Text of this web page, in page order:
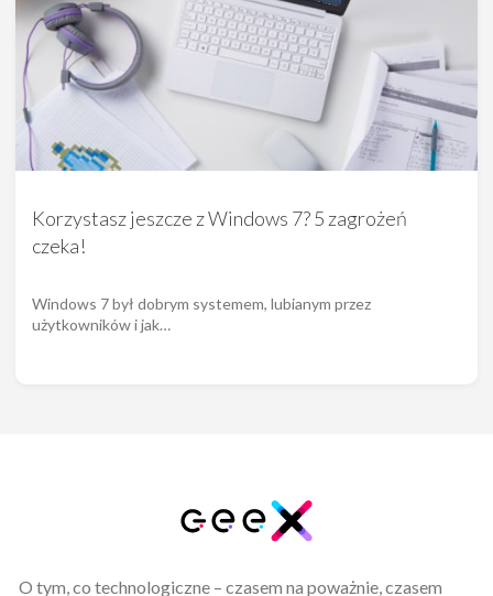
Korzystasz jeszcze z Windows 7? 5 zagrożeń
czeka!
Windows 7 był dobrym systemem, lubianym przez
użytkowników i jak…
O tym, co technologiczne – czasem na poważnie, czasem